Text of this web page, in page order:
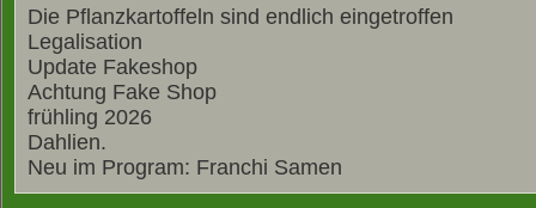
Die Pflanzkartoffeln sind endlich eingetroffen
Legalisation
Update Fakeshop
Achtung Fake Shop
frühling 2026
Dahlien.
Neu im Program: Franchi Samen